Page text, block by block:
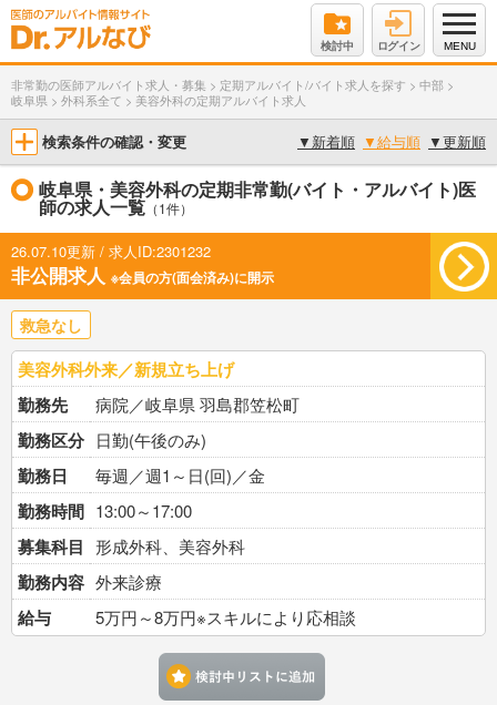
検討中 ログイン MENU
非常勤の医師アルバイト求人・募集 > 定期アルバイト/バイト求人を探す > 中部 >
岐阜県 > 外科系全て > 美容外科の定期アルバイト求人
検索条件の確認・変更 ▼ 新着順 ▼給与順 ▼更新順
岐阜県・美容外科の定期非常勤(バイト・アルバイト)医
師の求人一覧 （1件）
26.07.10更新 / 求人ID:2301232
非公開求人 ※会員の方(面会済み)に開示
救急なし
美容外科外来／新規立ち上げ
勤務先
病院／岐阜県 羽島郡笠松町
勤務区分 日勤(午後のみ)
勤務日 毎週／週1～日(回)／金
勤務時間 13:00～17:00
募集科目 形成外科、美容外科
勤務内容 外来診療
給与 5万円～8万円※スキルにより応相談